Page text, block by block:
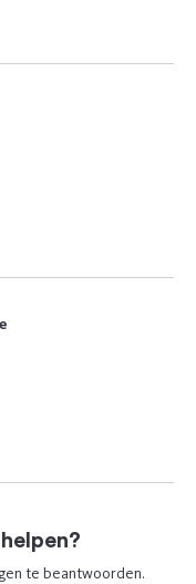
te beantwoorden.